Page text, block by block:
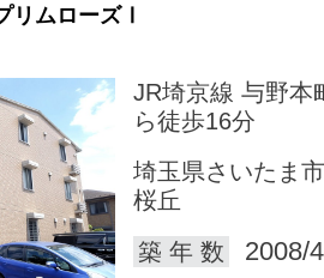
リムローズⅠ
JR埼京線 与野本
ら徒歩16分
埼玉県さいたま
桜丘
築 年 数
2008/